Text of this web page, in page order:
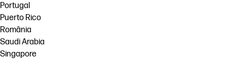
Portugal
Puerto Rico
România
Saudi Arabia
Singapore